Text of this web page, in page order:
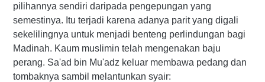
pilihannya sendiri daripada pengepungan yang
semestinya. Itu terjadi karena adanya parit yang digali
sekelilingnya untuk menjadi benteng perlindungan bagi
Madinah. Kaum muslimin telah mengenakan baju
perang. Sa'ad bin Mu'adz keluar membawa pedang dan
tombaknya sambil melantunkan syair: